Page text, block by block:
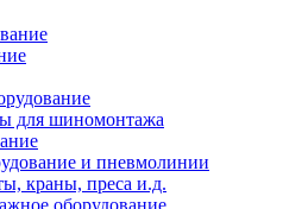
для шиномонтажа
и пневмолинии
краны, преса и.д.
оборудование